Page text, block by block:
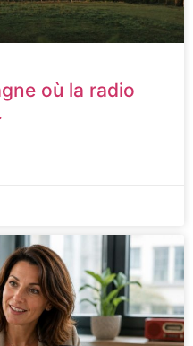
où la radio